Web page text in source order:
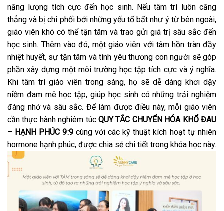
năng lượng tích cực đến học sinh. Nếu tâm trí luôn căng
thẳng và bị chi phối bởi những yếu tố bất như ý từ bên ngoài,
giáo viên khó có thể tận tâm và trao gửi giá trị sâu sắc đến
học sinh. Thêm vào đó, một giáo viên với tâm hồn tràn đầy
nhiệt huyết, sự tận tâm và tình yêu thương con người sẽ góp
phần xây dựng một môi trường học tập tích cực và ý nghĩa.
Khi tâm trí giáo viên trong sáng, họ sẽ dễ dàng khơi dậy
niềm đam mê học tập, giúp học sinh có những trải nghiệm
đáng nhớ và sâu sắc. Để làm được điều này, mỗi giáo viên
cần thực hành nghiêm túc QUY TẮC CHUYỂN HÓA KHỔ ĐAU
– HẠNH PHÚC 9:9cùng với các kỹ thuật kích hoạt tự nhiên
hormone hạnh phúc, được chia sẻ chi tiết trong khóa học này.